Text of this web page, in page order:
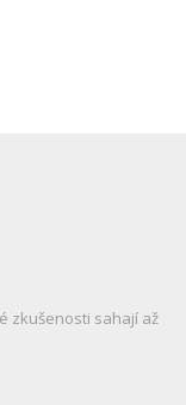
zkušenosti sahají až